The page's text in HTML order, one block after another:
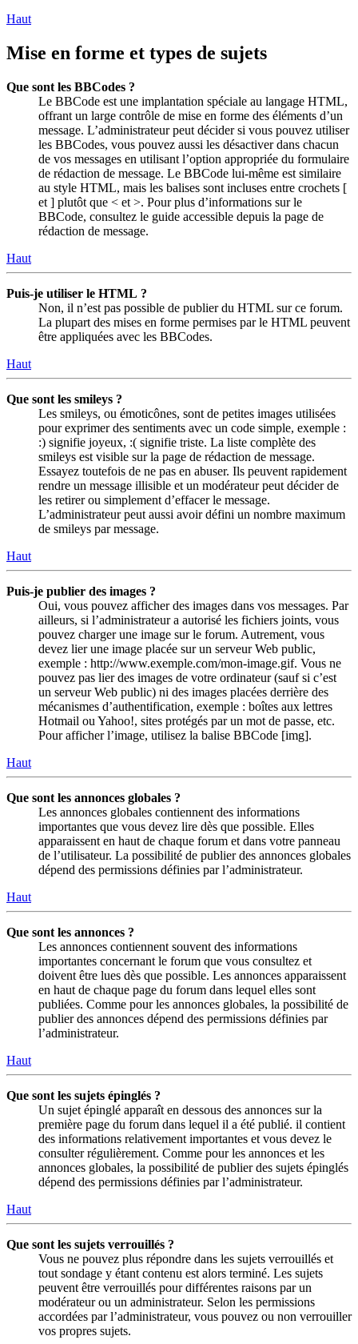
Haut
Mise en forme et types de sujets
Que sont les BBCodes ?
Le BBCode est une implantation spéciale au langage HTML,
offrant un large contrôle de mise en forme des éléments d’un
message. L’administrateur peut décider si vous pouvez utiliser
les BBCodes, vous pouvez aussi les désactiver dans chacun
de vos messages en utilisant l’option appropriée du formulaire
de rédaction de message. Le BBCode lui-même est similaire
au style HTML, mais les balises sont incluses entre crochets [
et ] plutôt que < et >. Pour plus d’informations sur le
BBCode, consultez le guide accessible depuis la page de
rédaction de message.
Haut
Puis-je utiliser le HTML ?
Non, il n’est pas possible de publier du HTML sur ce forum.
La plupart des mises en forme permises par le HTML peuvent
être appliquées avec les BBCodes.
Haut
Que sont les smileys ?
Les smileys, ou émoticônes, sont de petites images utilisées
pour exprimer des sentiments avec un code simple, exemple :
:) signifie joyeux, :( signifie triste. La liste complète des
smileys est visible sur la page de rédaction de message.
Essayez toutefois de ne pas en abuser. Ils peuvent rapidement
rendre un message illisible et un modérateur peut décider de
les retirer ou simplement d’effacer le message.
L’administrateur peut aussi avoir défini un nombre maximum
de smileys par message.
Haut
Puis-je publier des images ?
Oui, vous pouvez afficher des images dans vos messages. Par
ailleurs, si l’administrateur a autorisé les fichiers joints, vous
pouvez charger une image sur le forum. Autrement, vous
devez lier une image placée sur un serveur Web public,
exemple : http://www.exemple.com/mon-image.gif. Vous ne
pouvez pas lier des images de votre ordinateur (sauf si c’est
un serveur Web public) ni des images placées derrière des
mécanismes d’authentification, exemple : boîtes aux lettres
Hotmail ou Yahoo!, sites protégés par un mot de passe, etc.
Pour afficher l’image, utilisez la balise BBCode [img].
Haut
Que sont les annonces globales ?
Les annonces globales contiennent des informations
importantes que vous devez lire dès que possible. Elles
apparaissent en haut de chaque forum et dans votre panneau
de l’utilisateur. La possibilité de publier des annonces globales
dépend des permissions définies par l’administrateur.
Haut
Que sont les annonces ?
Les annonces contiennent souvent des informations
importantes concernant le forum que vous consultez et
doivent être lues dès que possible. Les annonces apparaissent
en haut de chaque page du forum dans lequel elles sont
publiées. Comme pour les annonces globales, la possibilité de
publier des annonces dépend des permissions définies par
l’administrateur.
Haut
Que sont les sujets épinglés ?
Un sujet épinglé apparaît en dessous des annonces sur la
première page du forum dans lequel il a été publié. il contient
des informations relativement importantes et vous devez le
consulter régulièrement. Comme pour les annonces et les
annonces globales, la possibilité de publier des sujets épinglés
dépend des permissions définies par l’administrateur.
Haut
Que sont les sujets verrouillés ?
Vous ne pouvez plus répondre dans les sujets verrouillés et
tout sondage y étant contenu est alors terminé. Les sujets
peuvent être verrouillés pour différentes raisons par un
modérateur ou un administrateur. Selon les permissions
accordées par l’administrateur, vous pouvez ou non verrouiller
vos propres sujets.